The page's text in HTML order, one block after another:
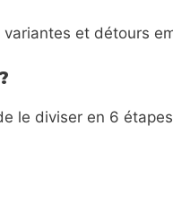
variantes et détours
le diviser en 6